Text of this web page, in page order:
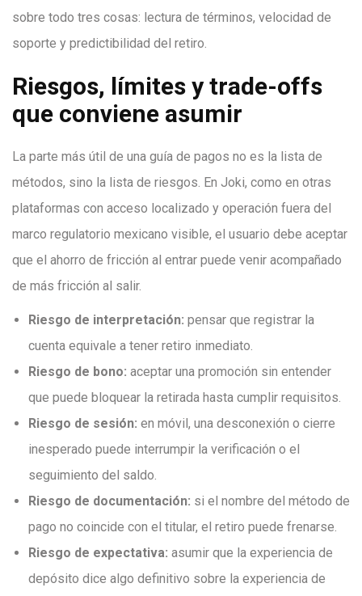
sobre todo tres cosas: lectura de términos, velocidad de
soporte y predictibilidad del retiro.
Riesgos, límites y trade-offs
que conviene asumir
La parte más útil de una guía de pagos no es la lista de
métodos, sino la lista de riesgos. En Joki, como en otras
plataformas con acceso localizado y operación fuera del
marco regulatorio mexicano visible, el usuario debe aceptar
que el ahorro de fricción al entrar puede venir acompañado
de más fricción al salir.
Riesgo de interpretación: pensar que registrar la
cuenta equivale a tener retiro inmediato.
Riesgo de bono: aceptar una promoción sin entender
que puede bloquear la retirada hasta cumplir requisitos.
Riesgo de sesión: en móvil, una desconexión o cierre
inesperado puede interrumpir la verificación o el
seguimiento del saldo.
Riesgo de documentación: si el nombre del método de
pago no coincide con el titular, el retiro puede frenarse.
Riesgo de expectativa: asumir que la experiencia de
depósito dice algo definitivo sobre la experiencia de